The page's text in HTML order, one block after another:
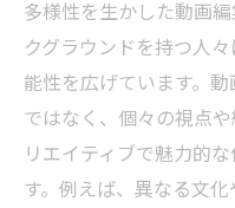
多様性を生かした動画
クグラウンドを持つ人
能性を広げています。
ではなく、個々の視点
リエイティブで魅力的
す。例えば、異なる文